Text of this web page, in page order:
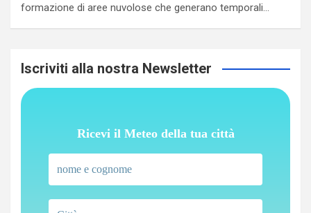
formazione di aree nuvolose che generano temporali…
Iscriviti alla nostra Newsletter
Ricevi il Meteo della tua città